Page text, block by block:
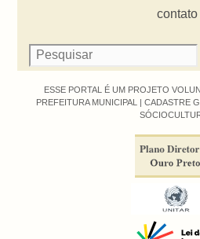
contato
ESSE PORTAL É UM PROJETO
PREFEITURA MUNICIPAL | CADASTRE